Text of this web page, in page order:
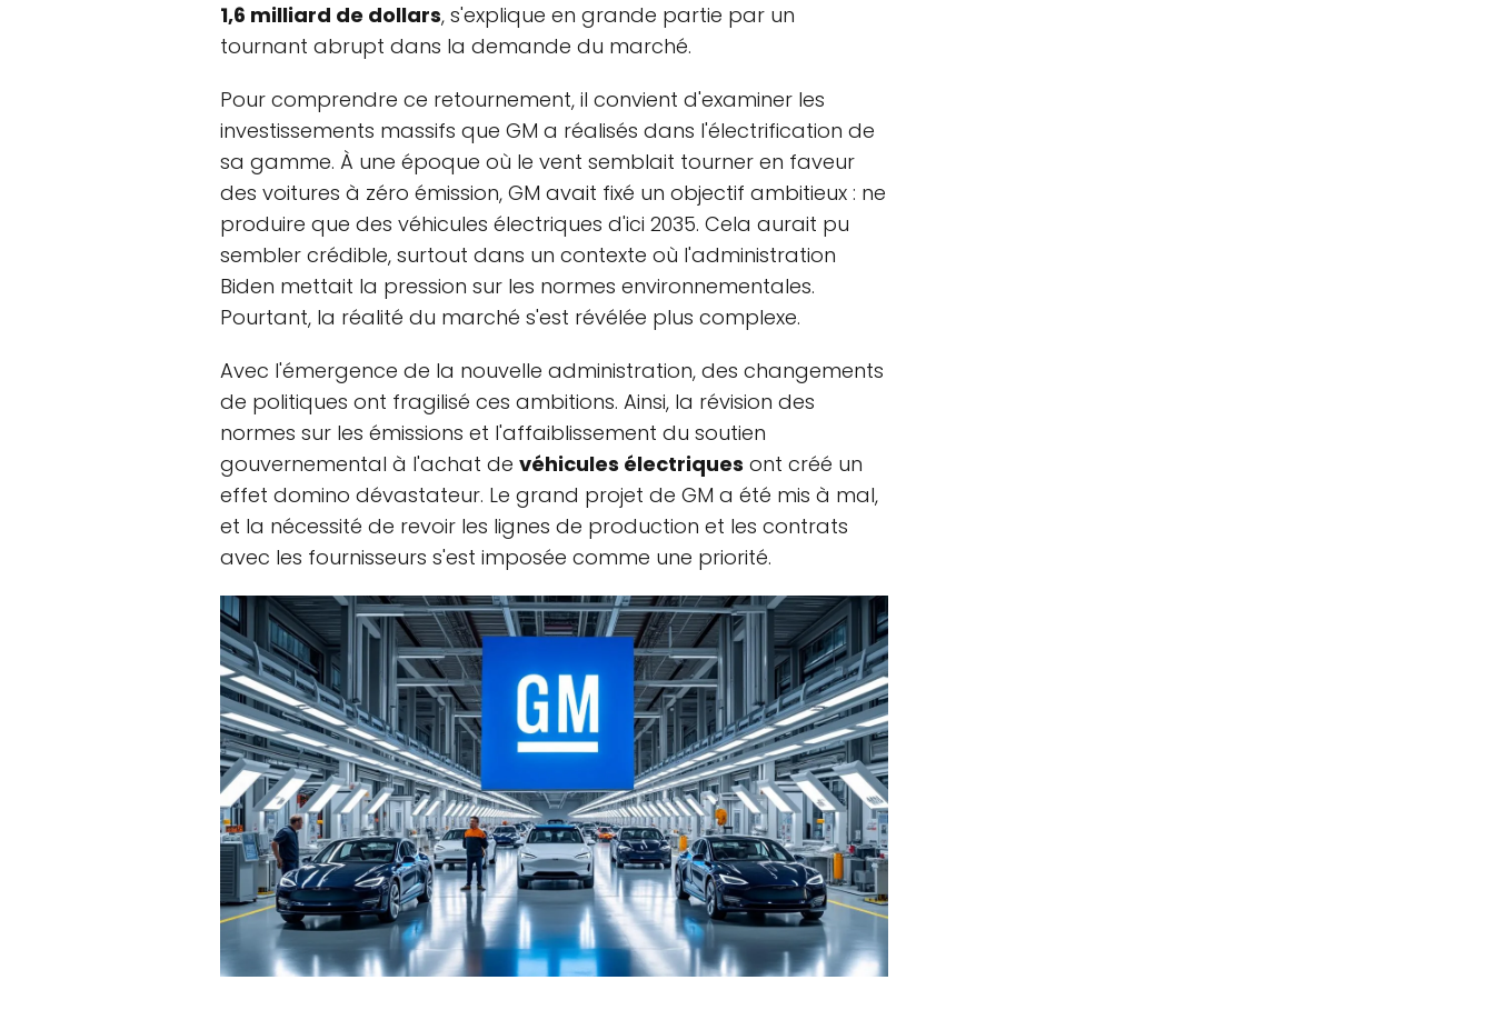
1,6 milliard de dollars, s'explique en grande partie par un
tournant abrupt dans la demande du marché.
Pour comprendre ce retournement, il convient d'examiner les
investissements massifs que GM a réalisés dans l'électrification de
sa gamme. À une époque où le vent semblait tourner en faveur
des voitures à zéro émission, GM avait fixé un objectif ambitieux : ne
produire que des véhicules électriques d'ici 2035. Cela aurait pu
sembler crédible, surtout dans un contexte où l'administration
Biden mettait la pression sur les normes environnementales.
Pourtant, la réalité du marché s'est révélée plus complexe.
Avec l'émergence de la nouvelle administration, des changements
de politiques ont fragilisé ces ambitions. Ainsi, la révision des
normes sur les émissions et l'affaiblissement du soutien
gouvernemental à l'achat de véhicules électriques ont créé un
effet domino dévastateur. Le grand projet de GM a été mis à mal,
et la nécessité de revoir les lignes de production et les contrats
avec les fournisseurs s'est imposée comme une priorité.